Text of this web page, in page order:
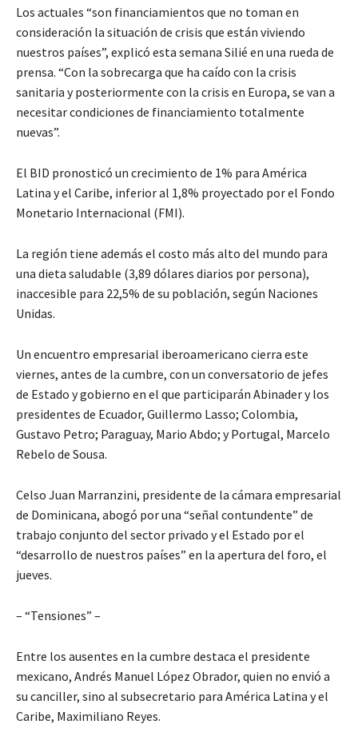
Los actuales “son financiamientos que no toman en
consideración la situación de crisis que están viviendo
nuestros países”, explicó esta semana Silié en una rueda de
prensa. “Con la sobrecarga que ha caído con la crisis
sanitaria y posteriormente con la crisis en Europa, se van a
necesitar condiciones de financiamiento totalmente
nuevas”.
El BID pronosticó un crecimiento de 1% para América
Latina y el Caribe, inferior al 1,8% proyectado por el Fondo
Monetario Internacional (FMI).
La región tiene además el costo más alto del mundo para
una dieta saludable (3,89 dólares diarios por persona),
inaccesible para 22,5% de su población, según Naciones
Unidas.
Un encuentro empresarial iberoamericano cierra este
viernes, antes de la cumbre, con un conversatorio de jefes
de Estado y gobierno en el que participarán Abinader y los
presidentes de Ecuador, Guillermo Lasso; Colombia,
Gustavo Petro; Paraguay, Mario Abdo; y Portugal, Marcelo
Rebelo de Sousa.
Celso Juan Marranzini, presidente de la cámara empresarial
de Dominicana, abogó por una “señal contundente” de
trabajo conjunto del sector privado y el Estado por el
“desarrollo de nuestros países” en la apertura del foro, el
jueves.
– “Tensiones” –
Entre los ausentes en la cumbre destaca el presidente
mexicano, Andrés Manuel López Obrador, quien no envió a
su canciller, sino al subsecretario para América Latina y el
Caribe, Maximiliano Reyes.